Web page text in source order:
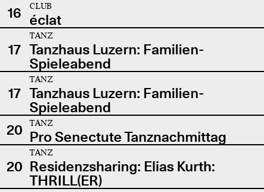
16
CLUB
éclat
17
TANZ
Tanzhaus Luzern: Familien-
Spieleabend
17
TANZ
Tanzhaus Luzern: Familien-
Spieleabend
20
TANZ
Pro Senectute Tanznachmittag
20
TANZ
Residenzsharing: Elias Kurth:
THRILL(ER)